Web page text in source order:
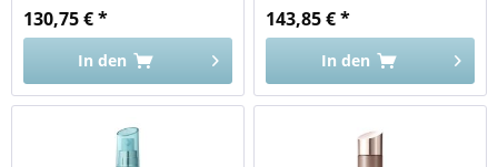
130,75 € *
In den
143,85 € *
In den